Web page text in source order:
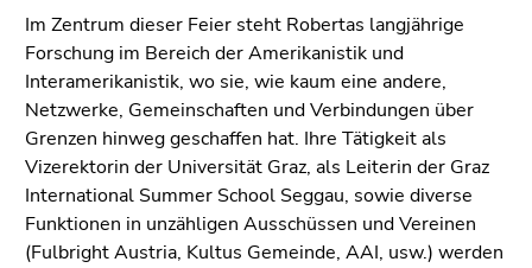
Zusatzinformationen
(Zugriffstaste
5)
Zu
den
Seiteneinstellungen
(Benutzer/Sprache)
(Zugriffstaste
8)
Im Zentrum dieser Feier steht Robertas langjährige
Forschung im Bereich der Amerikanistik und
Interamerikanistik, wo sie, wie kaum eine andere,
Netzwerke, Gemeinschaften und Verbindungen über
Grenzen hinweg geschaffen hat. Ihre Tätigkeit als
Vizerektorin der Universität Graz, als Leiterin der Graz
International Summer School Seggau, sowie diverse
Funktionen in unzähligen Ausschüssen und Vereinen
(Fulbright Austria, Kultus Gemeinde, AAI, usw.) werden